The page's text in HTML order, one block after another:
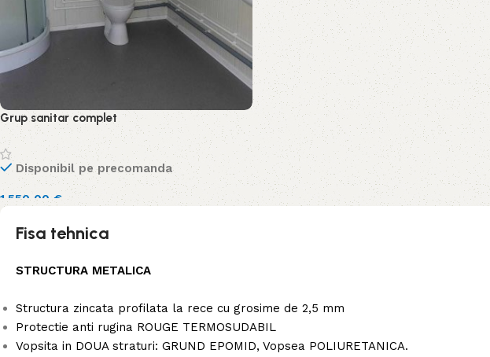
Grup sanitar complet
Disponibil pe precomanda
1.550,00€
Fisa tehnica
STRUCTURA METALICA
Structura zincata profilata la rece cu grosime de 2,5 mm
Protectie anti rugina ROUGE TERMOSUDABIL
Vopsita in DOUA straturi: GRUND EPOMID, Vopsea POLIURETANICA.